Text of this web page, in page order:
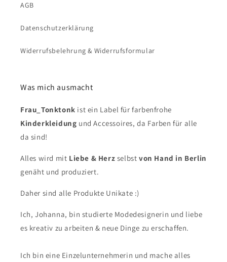
AGB
Datenschutzerklärung
Widerrufsbelehrung & Widerrufsformular
Was mich ausmacht
Frau_Tonktonk ist ein Label für farbenfrohe
Kinderkleidung und Accessoires, da Farben für alle
da sind!
Alles wird mit Liebe & Herz selbstvon Hand in Berlin
genäht und produziert.
Daher sind alle Produkte Unikate :)
Ich, Johanna, bin studierte Modedesignerin und liebe
es kreativ zu arbeiten & neue Dinge zu erschaffen.
Ich bin eine Einzelunternehmerin und mache alles